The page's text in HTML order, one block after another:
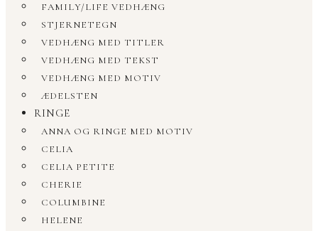
FAMILY/LIFE VEDHÆNG
STJERNETEGN
VEDHÆNG MED TITLER
VEDHÆNG MED TEKST
VEDHÆNG MED MOTIV
ÆDELSTEN
RINGE
ANNA OG RINGE MED MOTIV
CELIA
CELIA PETITE
CHERIE
COLUMBINE
HELENE